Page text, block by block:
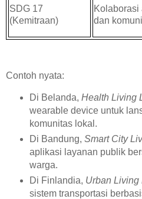
SDG 17
(Kemitraan)
Kolaborasi
dan
Contoh nyata:
Di Belanda, Health Living
wearable device untuk
komunitas lokal.
Di Bandung, Smart City
aplikasi layanan publik
warga.
Di Finlandia, Urban Living
sistem transportasi